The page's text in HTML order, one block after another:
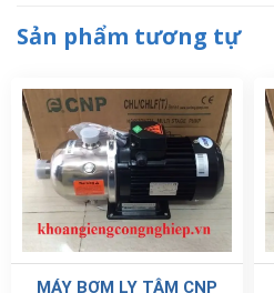
Sản phẩm tương tự
MÁY BƠM LY TÂM CNP